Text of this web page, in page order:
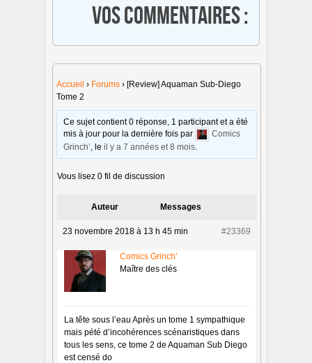
Vos commentaires :
Accueil › Forums › [Review] Aquaman Sub-Diego
Tome 2
Ce sujet contient 0 réponse, 1 participant et a été
mis à jour pour la dernière fois par
Comics
Grinch’ , leil y a 7 années et 8 mois
Vous lisez 0 fil de discussion
Auteur Messages
23 novembre 2018 à 13 h 45 min #23369
Comics Grinch’
Maître des clés
La tête sous l’eau Après un tome 1 sympathique
mais pété d’incohérences scénaristiques dans
tous les sens, ce tome 2 de Aquaman Sub Diego
est censé do